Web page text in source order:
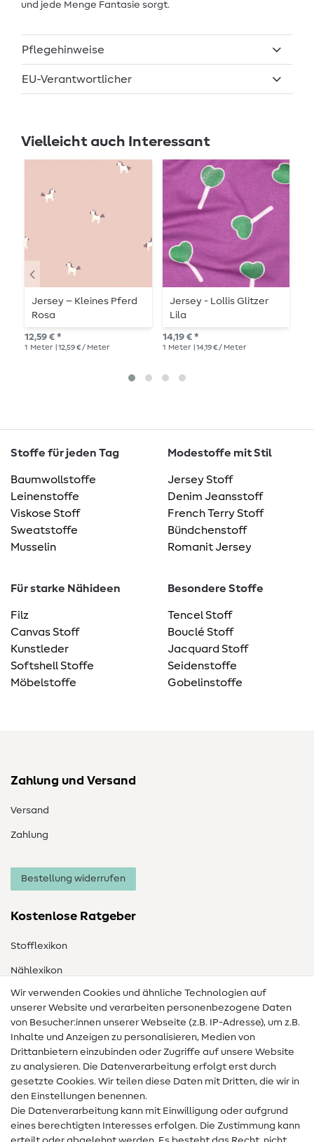
und jede Menge Fantasie sorgt.
Pflegehinweise
EU-Verantwortlicher
Vielleicht auch Interessant
Jersey – Kleines Pferd
Rosa
12,59 € *
1 Meter | 12,59 € / Meter
Jersey - Lollis Glitzer
Lila
14,19 € *
1 Meter | 14,19 € / Meter
Stoffe für jeden Tag
Baumwollstoffe
Leinenstoffe
Viskose Stoff
Sweatstoffe
Musselin
Modestoffe mit Stil
Jersey Stoff
Denim Jeansstoff
French Terry Stoff
Bündchenstoff
Romanit Jersey
Für starke Nähideen
Filz
Canvas Stoff
Kunstleder
Softshell Stoffe
Möbelstoffe
Besondere Stoffe
Tencel Stoff
Bouclé Stoff
Jacquard Stoff
Seidenstoffe
Gobelinstoffe
Zahlung und Versand
Versand
Zahlung
Bestellung widerrufen
Kostenlose Ratgeber
Stofflexikon
Nählexikon
Nähanleitungen
Hilfe & Kontakt
Kontakt
Infos zum Betreiberwechsel
FAQ
Widerrufsrecht
Wir verwenden Cookies und ähnliche Technologien auf
unserer Website und verarbeiten personenbezogene Daten
von Besucher:innen unserer Webseite (z.B. IP-Adresse), um z.B.
Inhalte und Anzeigen zu personalisieren, Medien von
Drittanbietern einzubinden oder Zugriffe auf unsere Website
zu analysieren. Die Datenverarbeitung erfolgt erst durch
gesetzte Cookies. Wir teilen diese Daten mit Dritten, die wir in
den Einstellungen benennen.
Die Datenverarbeitung kann mit Einwilligung oder aufgrund
eines berechtigten Interesses erfolgen. Die Zustimmung kann